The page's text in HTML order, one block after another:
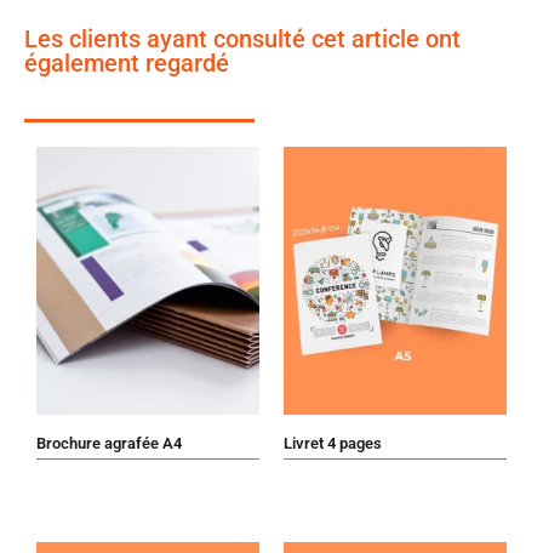
Les clients ayant consulté cet article ont
également regardé
Brochure agrafée A4 Livret 4 pages